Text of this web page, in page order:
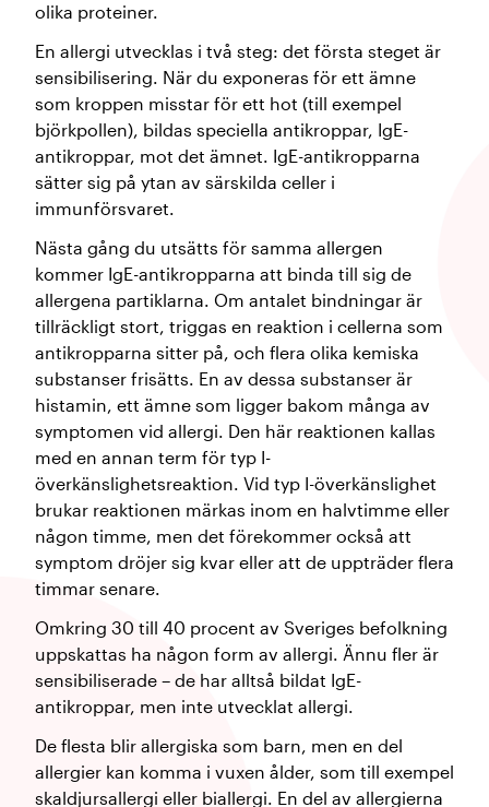
olika proteiner.
En allergi utvecklas i två steg: det första steget är
sensibilisering. När du exponeras för ett ämne
som kroppen misstar för ett hot (till exempel
björkpollen), bildas speciella antikroppar, IgE-
antikroppar, mot det ämnet. IgE-antikropparna
sätter sig på ytan av särskilda celler i
immunförsvaret.
Nästa gång du utsätts för samma allergen
kommer IgE-antikropparna att binda till sig de
allergena partiklarna. Om antalet bindningar är
tillräckligt stort, triggas en reaktion i cellerna som
antikropparna sitter på, och flera olika kemiska
substanser frisätts. En av dessa substanser är
histamin, ett ämne som ligger bakom många av
symptomen vid allergi. Den här reaktionen kallas
med en annan term för typ I-
överkänslighetsreaktion. Vid typ I-överkänslighet
brukar reaktionen märkas inom en halvtimme eller
någon timme, men det förekommer också att
symptom dröjer sig kvar eller att de uppträder flera
timmar senare.
Omkring 30 till 40 procent av Sveriges befolkning
uppskattas ha någon form av allergi. Ännu fler är
sensibiliserade – de har alltså bildat IgE-
antikroppar, men inte utvecklat allergi.
De flesta blir allergiska som barn, men en del
allergier kan komma i vuxen ålder, som till exempel
skaldjursallergi eller biallergi. En del av allergierna